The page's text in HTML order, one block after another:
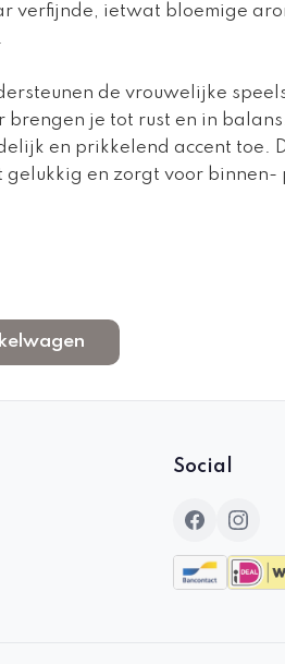
verfijnde, ietwat bloemige
de vrouwelijke
brengen je tot rust en in
en prikkelend accent toe.
gelukkig en zorgt voor binnen-
Social